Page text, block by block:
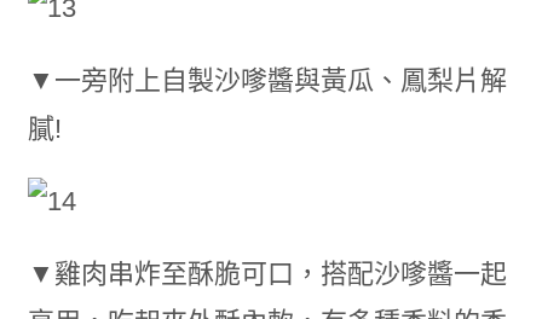
▼一旁附上自製沙嗲醬與黃瓜、鳳梨片解
膩!
▼雞肉串炸至酥脆可口，搭配沙嗲醬一起